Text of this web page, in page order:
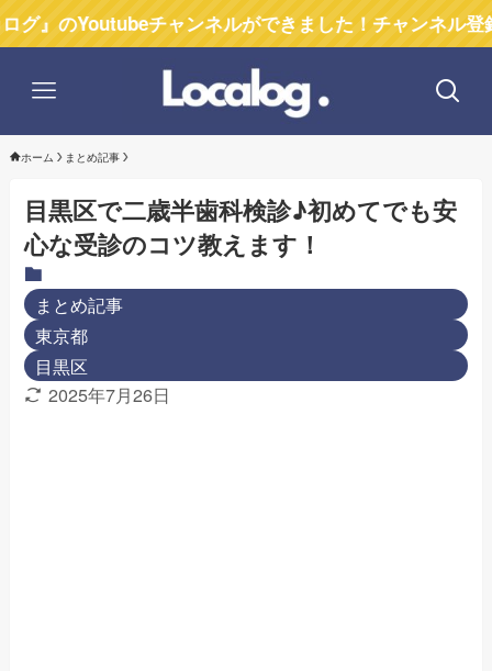
チャンネルができました！チャンネル登録お願いし
ホーム まとめ記事
目黒区で二歳半歯科検診♪初めてでも安
心な受診のコツ教えます！
まとめ記事
東京都
目黒区
2025年7月26日